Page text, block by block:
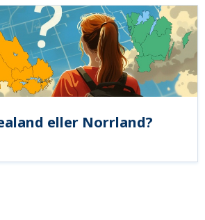
eller Norrland?